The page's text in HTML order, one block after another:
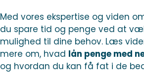
Med vores ekspertise og viden
du spare tid og penge ved at
mulighed til dine behov. Læs
mere om, hvad lån penge med
og hvordan du kan få fat i de